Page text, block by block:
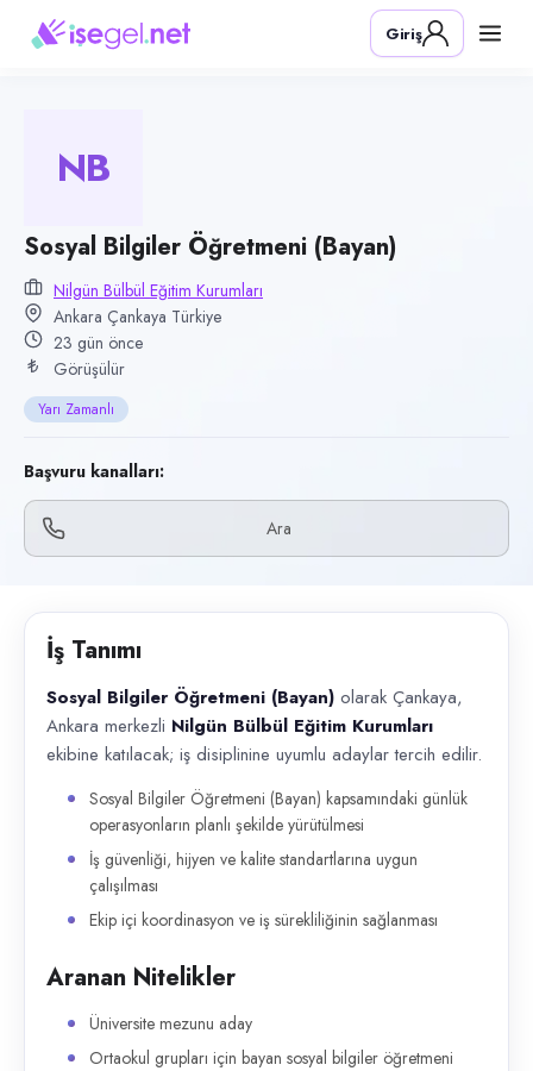
Pozisyon
Sosyal Bilgiler Öğretmeni (Bayan)
Kategori
Konum
Çankaya, Ankara
Çalışma şekli
Yarı Zamanlı · Ofis
Yayın tarihi
16 Temmuz 2026
Son geçerlilik
14 Ekim 2026
Başvuru kanalları
İlan açıklaması
Giriş
NB
Sosyal Bilgiler Öğretmeni (Bayan)
Nilgün Bülbül Eğitim Kurumları
Ankara Çankaya Türkiye
23 gün önce
Görüşülür
Yarı Zamanlı
Başvuru kanalları:
Ara
İş Tanımı
Sosyal Bilgiler Öğretmeni (Bayan) olarak Çankaya,
Ankara merkezli Nilgün Bülbül Eğitim Kurumları
ekibine katılacak; iş disiplinine uyumlu adaylar tercih edilir.
Sosyal Bilgiler Öğretmeni (Bayan) kapsamındaki günlük
operasyonların planlı şekilde yürütülmesi
İş güvenliği, hijyen ve kalite standartlarına uygun
çalışılması
Ekip içi koordinasyon ve iş sürekliliğinin sağlanması
Aranan Nitelikler
Üniversite mezunu aday
Ortaokul grupları için bayan sosyal bilgiler öğretmeni